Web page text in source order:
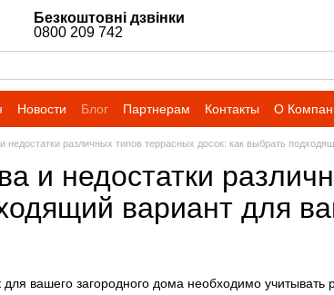
Безкоштовні дзвінки
0800 209 742
Новости Блог Партнерам Контакты О
недостатки различных типов террасных досок: как выбрать
и недостатки
вариант для
вашего загородного дома необходимо